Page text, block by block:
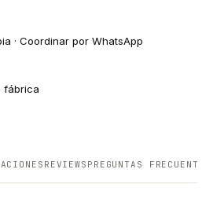
· Coordinar por WhatsApp
fábrica
REVIEWS PREGUNTAS FRECUENTES